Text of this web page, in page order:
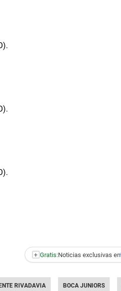
+ Gratis:Noticias exclusivas en
RIVADAVIA BOCA JUNIORS